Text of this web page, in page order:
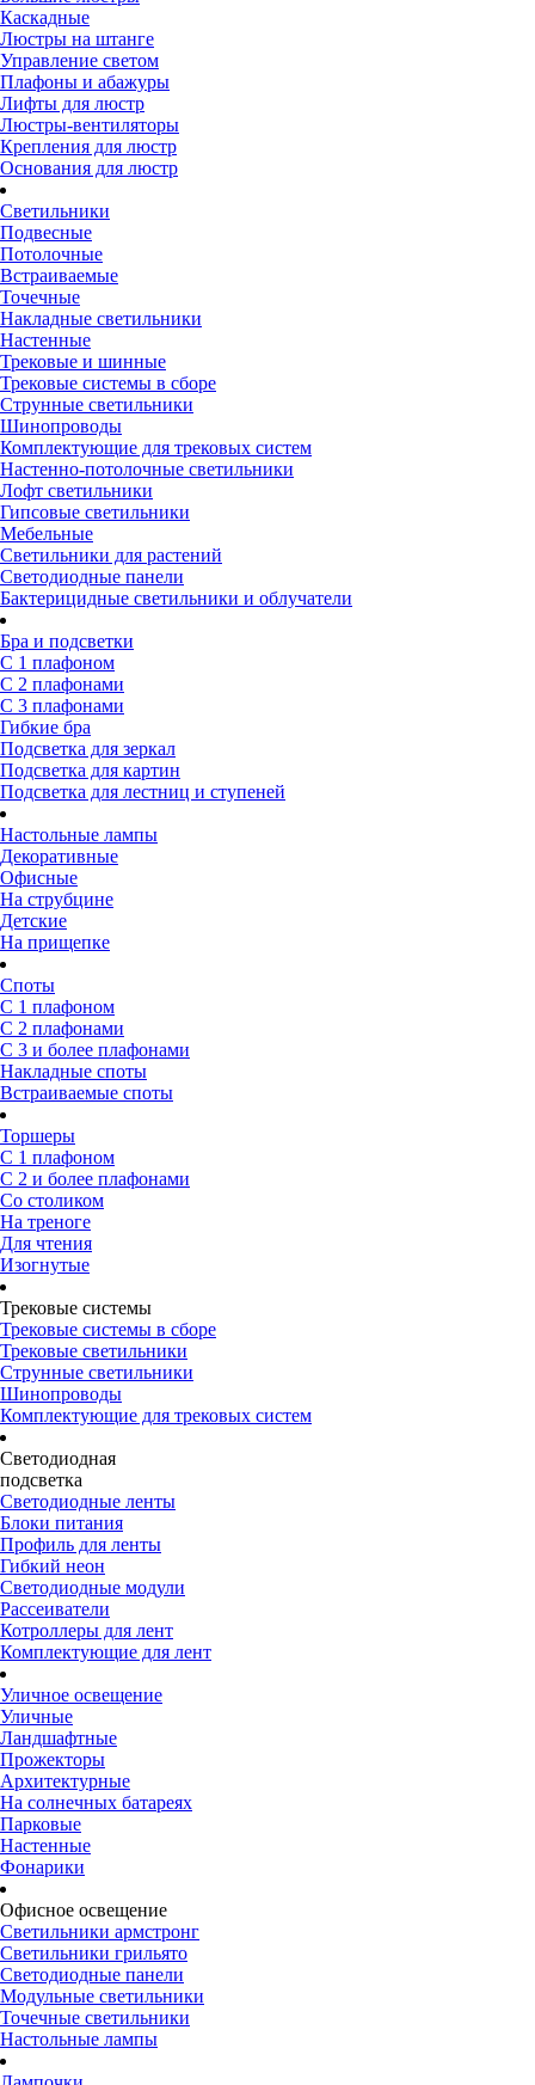
Каскадные
Люстры на штанге
Управление светом
Плафоны и абажуры
Лифты для люстр
Люстры-вентиляторы
Крепления для люстр
Основания для люстр
Светильники
Подвесные
Потолочные
Встраиваемые
Точечные
Накладные светильники
Настенные
Трековые и шинные
Трековые системы в сборе
Струнные светильники
Шинопроводы
Комплектующие для трековых систем
Настенно-потолочные светильники
Лофт светильники
Гипсовые светильники
Мебельные
Светильники для растений
Светодиодные панели
Бактерицидные светильники и облучатели
Бра и подсветки
С 1 плафоном
С 2 плафонами
С 3 плафонами
Гибкие бра
Подсветка для зеркал
Подсветка для картин
Подсветка для лестниц и ступеней
Настольные лампы
Декоративные
Офисные
На струбцине
Детские
На прищепке
Споты
С 1 плафоном
С 2 плафонами
С 3 и более плафонами
Накладные споты
Встраиваемые споты
Торшеры
С 1 плафоном
С 2 и более плафонами
Со столиком
На треноге
Для чтения
Изогнутые
Трековые системы
Трековые системы в сборе
Трековые светильники
Струнные светильники
Шинопроводы
Комплектующие для трековых систем
Светодиодная
подсветка
Светодиодные ленты
Блоки питания
Профиль для ленты
Гибкий неон
Светодиодные модули
Рассеиватели
Котроллеры для лент
Комплектующие для лент
Уличное освещение
Уличные
Ландшафтные
Прожекторы
Архитектурные
На солнечных батареях
Парковые
Настенные
Фонарики
Офисное освещение
Светильники армстронг
Светильники грильято
Светодиодные панели
Модульные светильники
Точечные светильники
Настольные лампы